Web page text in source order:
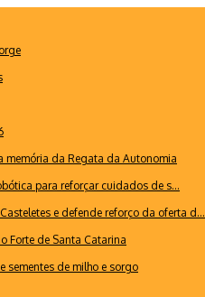
memória da Regata da Autonomia
para reforçar cuidados de s...
e defende reforço da oferta d...
Forte de Santa Catarina
sementes de milho e sorgo